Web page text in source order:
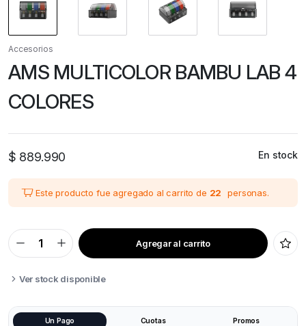
Accesorios
AMS MULTICOLOR BAMBU LAB 4
COLORES
$ 889.990 En stock
Este producto fue agregado al carrito de 22 personas.
AMS
MULTICOLOR
LAB
4
quantity
Agregar al carrito
Ver stock disponible
Un Pago Cuotas Promos